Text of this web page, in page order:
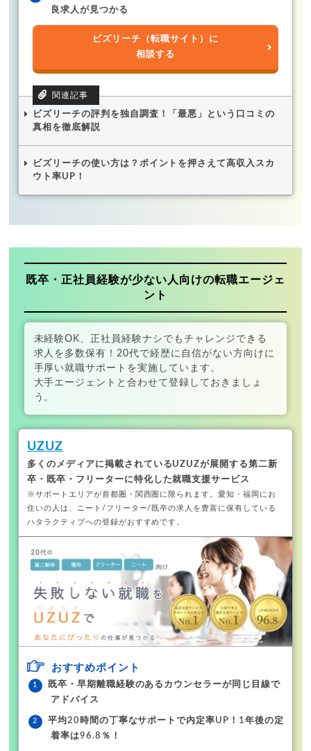
良求人が見つかる
ビズリーチ（転職サイト）に
相談する
ビズリーチの評判を独自調査！「最悪」という口コミの
真相を徹底解説
ビズリーチの使い方は？ポイントを押さえて高収入スカ
ウト率UP！
既卒・正社員経験が少ない人向けの転職エージェ
ント
未経験OK、正社員経験ナシでもチャレンジできる
求人を多数保有！20代で経歴に自信がない方向けに
手厚い就職サポートを実施しています。
大手エージェントと合わせて登録しておきましょ
う。
UZUZ
多くのメディアに掲載されているUZUZが展開する第二新
卒・既卒・フリーターに特化した就職支援サービス
※サポートエリアが首都圏・関西圏に限られます。愛知・福岡にお
住いの人は、ニート/フリーター/既卒の求人を豊富に保有している
ハタラクティブへの登録がおすすめです。
おすすめポイント
既卒・早期離職経験のあるカウンセラーが同じ目線で
アドバイス
平均20時間の丁寧なサポートで内定率UP！1年後の定
着率は96.8％！